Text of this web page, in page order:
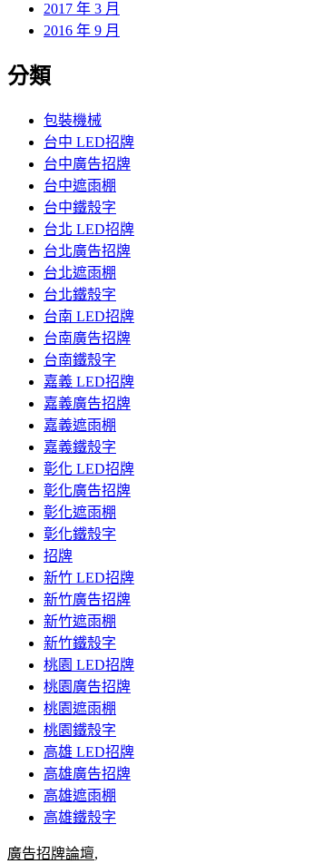
2017 年 3 月
2016 年 9 月
分類
包裝機械
台中 LED招牌
台中廣告招牌
台中遮雨棚
台中鐵殼字
台北 LED招牌
台北廣告招牌
台北遮雨棚
台北鐵殼字
台南 LED招牌
台南廣告招牌
台南鐵殼字
嘉義 LED招牌
嘉義廣告招牌
嘉義遮雨棚
嘉義鐵殼字
彰化 LED招牌
彰化廣告招牌
彰化遮雨棚
彰化鐵殼字
招牌
新竹 LED招牌
新竹廣告招牌
新竹遮雨棚
新竹鐵殼字
桃園 LED招牌
桃園廣告招牌
桃園遮雨棚
桃園鐵殼字
高雄 LED招牌
高雄廣告招牌
高雄遮雨棚
高雄鐵殼字
廣告招牌論壇,